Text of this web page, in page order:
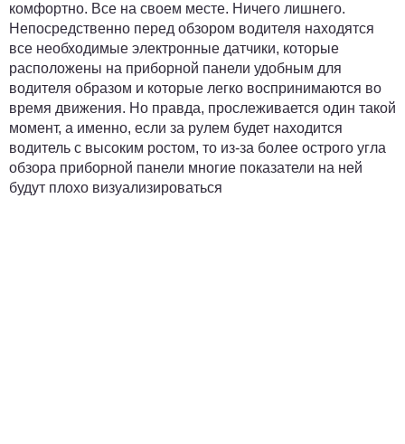
комфортно. Все на своем месте. Ничего лишнего.
Непосредственно перед обзором водителя находятся
все необходимые электронные датчики, которые
расположены на приборной панели удобным для
водителя образом и которые легко воспринимаются во
время движения. Но правда, прослеживается один такой
момент, а именно, если за рулем будет находится
водитель с высоким ростом, то из-за более острого угла
обзора приборной панели многие показатели на ней
будут плохо визуализироваться